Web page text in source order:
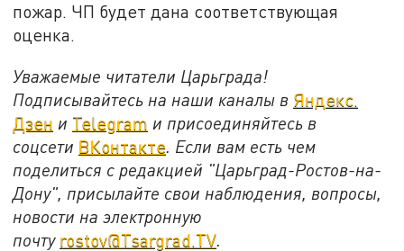
пожар. ЧП будет дана соответствующая
оценка.
Уважаемые читатели Царьграда!
Подписывайтесь на наши каналы в Яндекс.
Дзен и Telegram и присоединяйтесь в
соцсети ВКонтакте. Если вам есть чем
поделиться с редакцией "Царьград-Ростов-на-
Дону", присылайте свои наблюдения, вопросы,
новости на электронную
почту rostov@Tsargrad.ТV.